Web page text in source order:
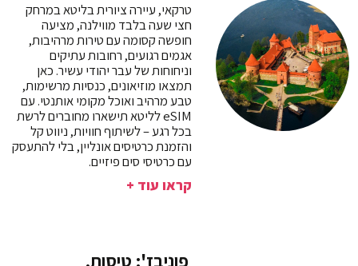
טרקאי, עיירה ציורית בליטא במרחק
חצי שעה בלבד מווילנה, מציעה
חופשה קסומה עם טירות מרהיבות,
אגמים רגועים, רחובות עתיקים
וניחוחות של עבר יהודי עשיר. כאן
תמצאו מוזיאונים, כנסיות מרשימות,
טבע מרהיב ואוכל מקומי אותנטי. עם
eSIM לליטא תישארו מחוברים לרשת
בכל רגע – לשיתוף חוויות, ניווט קל
והזמנת כרטיסים אונליין, בלי להתעסק
עם כרטיסי סים פיזיים.
קראו עוד +
פוניבז': טיסות,